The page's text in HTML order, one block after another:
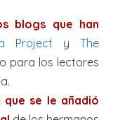
blogs que han
Project y The
para los lectores
que se le añadió